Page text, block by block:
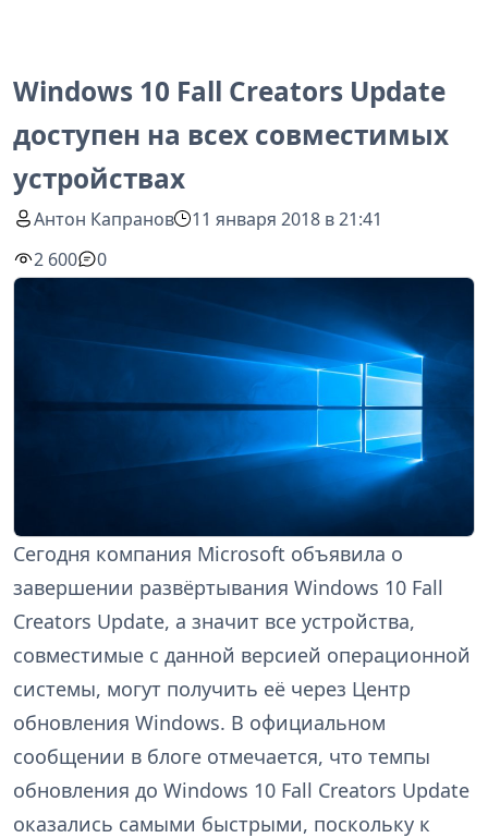
Windows 10 Fall Creators Update
доступен на всех совместимых
устройствах
Антон Капранов
11 января 2018 в 21:41
2 600
0
Сегодня компания Microsoft объявила о
завершении развёртывания Windows 10 Fall
Creators Update, а значит все устройства,
совместимые с данной версией операционной
системы, могут получить её через Центр
обновления Windows. В официальном
сообщении в блоге отмечается, что темпы
обновления до Windows 10 Fall Creators Update
оказались самыми быстрыми, поскольку к